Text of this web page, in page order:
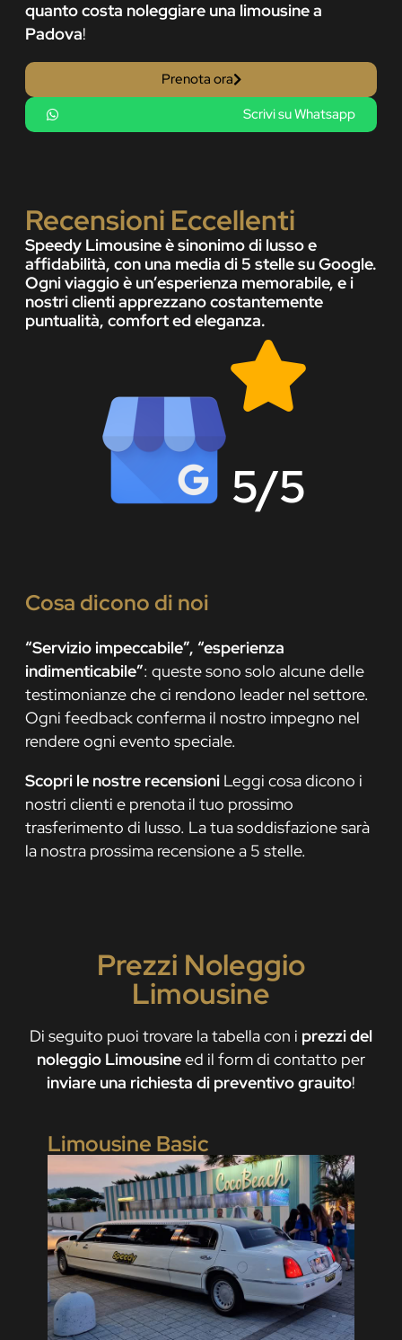
quanto costa noleggiare una limousine a
Padova!
Prenota ora
Scrivi su Whatsapp
Recensioni Eccellenti
Speedy Limousine è sinonimo di lusso e
affidabilità, con una media di 5 stelle su Google.
Ogni viaggio è un’esperienza memorabile, e i
nostri clienti apprezzano costantemente
puntualità, comfort ed eleganza.
5/5
Cosa dicono di noi
“Servizio impeccabile”, “esperienza
indimenticabile”: queste sono solo alcune delle
testimonianze che ci rendono leader nel settore.
Ogni feedback conferma il nostro impegno nel
rendere ogni evento speciale.
Scopri le nostre recensioni Leggi cosa dicono i
nostri clienti e prenota il tuo prossimo
trasferimento di lusso. La tua soddisfazione sarà
la nostra prossima recensione a 5 stelle.
Prezzi Noleggio
Limousine
Di seguito puoi trovare la tabella con i prezzi del
noleggio Limousineed il form di contatto per
inviare una richiesta di preventivo grauito!
Limousine Basic